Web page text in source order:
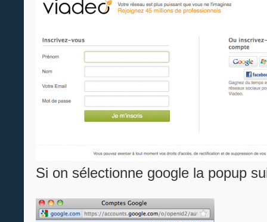
Si on sélectionne google la popup